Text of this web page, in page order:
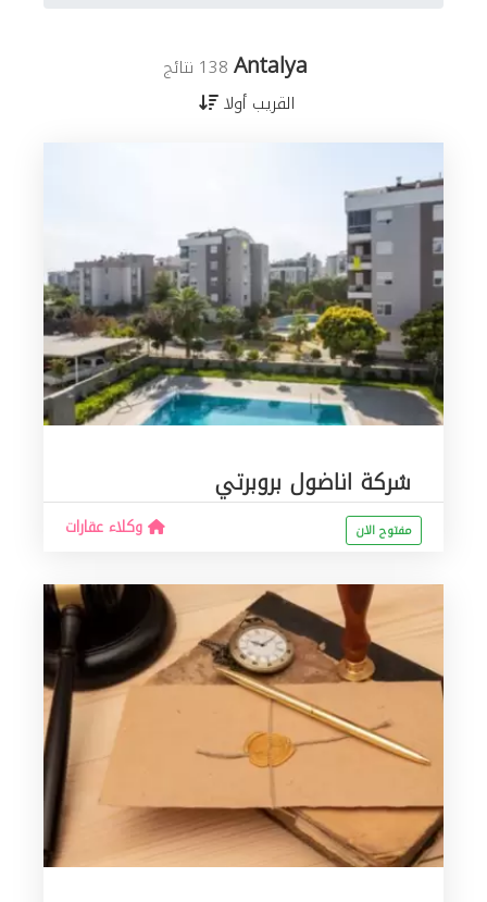
Antalya 138 نتائج
القريب أولا
شركة اناضول بروبرتي
وكلاء عقارات مفتوح الان